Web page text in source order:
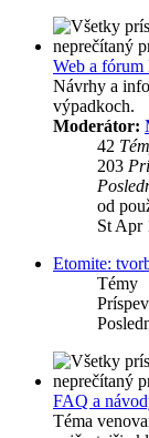
Web a fórum
Návrhy a
výpadkoch.
Moderátor:
42
203
od
St Apr
Etomite:
Témy
FAQ a
Téma